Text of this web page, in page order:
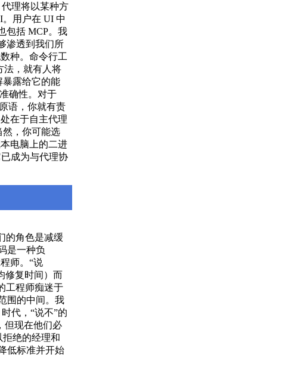
理将以某种方
用户在 UI 中
包括 MCP。我
渗透到我们所
种。命令行工
法，就有人将
暴露给它的能
确性。对于
语，你就有责
在于自主代理
然，你可能选
电脑上的二进
成为与代理协
的角色是减缓
是一种负
师。“说
修复时间）而
工程师痴迷于
围的中间。我
代，“说不”的
但现在他们必
绝的经理和
低标准并开始